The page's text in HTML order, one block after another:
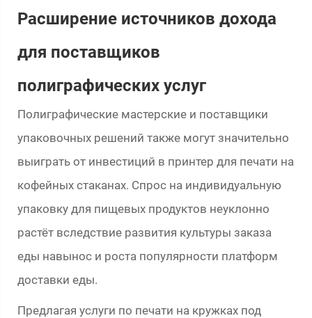
Расширение источников дохода
для поставщиков
полиграфических услуг
Полиграфические мастерские и поставщики
упаковочных решений также могут значительно
выиграть от инвестиций в принтер для печати на
кофейных стаканах. Спрос на индивидуальную
упаковку для пищевых продуктов неуклонно
растёт вследствие развития культуры заказа
еды навынос и роста популярности платформ
доставки еды.
Предлагая услуги по печати на кружках под